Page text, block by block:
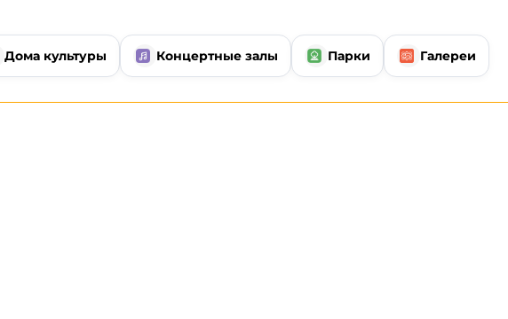
Дома культуры Концертные залы Парки Галереи